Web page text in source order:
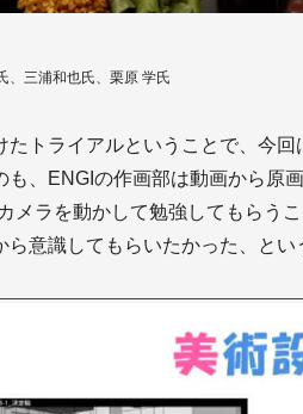
、三浦和也氏、栗原 学氏
たトライアルということで、今
も、ENGIの作画部は動画から原
メラを動かして勉強してもらう
ら意識してもらいたかった、とい